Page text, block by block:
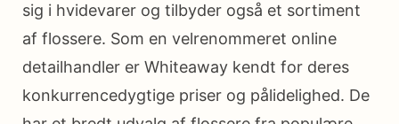
sig i hvidevarer og tilbyder også et sortiment
af flossere. Som en velrenommeret online
detailhandler er Whiteaway kendt for deres
konkurrencedygtige priser og pålidelighed. De